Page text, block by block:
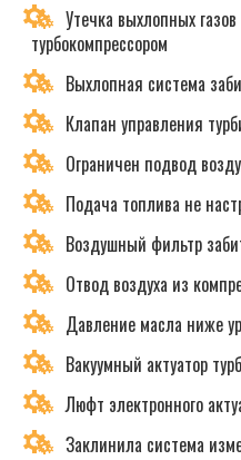
Утечка выхлопных
турбокомпрессором
Выхлопная система
Клапан управления
Ограничен подвод
Подача топлива не
Воздушный фильтр
Отвод воздуха из
Давление масла ниже
Вакуумный актуатор
Люфт электронного
Заклинила система